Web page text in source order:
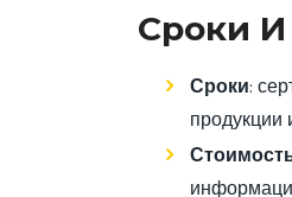
Сроки
Сроки: